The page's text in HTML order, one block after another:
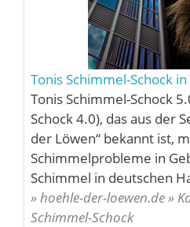
Tonis Schimmel-Schock
Tonis Schimmel-Schock
Schock 4.0), das aus der
der Löwen“ bekannt ist,
Schimmelprobleme in
Schimmel in deutschen
» hoehle-der-loewen.de »
Schimmel-Schock